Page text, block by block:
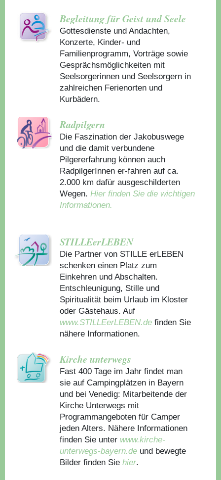
Begleitung für Geist und Seele
Gottesdienste und Andachten,
Konzerte, Kinder- und
Familienprogramm, Vorträge sowie
Gesprächsmöglichkeiten mit
Seelsorgerinnen und Seelsorgern in
zahlreichen Ferienorten und
Kurbädern.
Radpilgern
Die Faszination der Jakobuswege
und die damit verbundene
Pilgererfahrung können auch
RadpilgerInnen er-fahren auf ca.
2.000 km dafür ausgeschilderten
Wegen.Hier finden Sie die wichtigen
Informationen.
STILLEerLEBEN
Die Partner von STILLE erLEBEN
schenken einen Platz zum
Einkehren und Abschalten.
Entschleunigung, Stille und
Spiritualität beim Urlaub im Kloster
oder Gästehaus. Auf
www.STILLEerLEBEN.de finden Sie
nähere Informationen.
Kirche unterwegs
Fast 400 Tage im Jahr findet man
sie auf Campingplätzen in Bayern
und bei Venedig: Mitarbeitende der
Kirche Unterwegs mit
Programmangeboten für Camper
jeden Alters. Nähere Informationen
finden Sie unter www.kirche-
unterwegs-bayern.de und bewegte
Bilder finden Sie hier.